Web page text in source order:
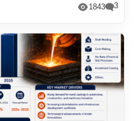
1843 3